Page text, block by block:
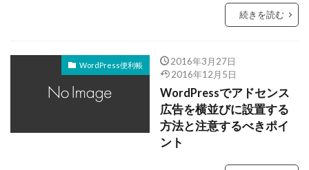
続きを読む
WordPress便利帳
2016年3月27日
2016年12月5日
WordPressでアドセンス
広告を横並びに設置する
方法と注意するべきポイ
ント